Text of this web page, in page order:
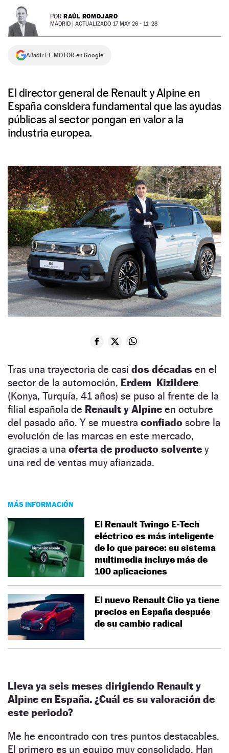
NEWSLETTER POR RAÚL ROMOJARO
MADRID | ACTUALIZADO 17 MAY 26 - 11: 28
Añadir EL MOTOR en Google
El director general de Renault y Alpine en
España considera fundamental que las ayudas
públicas al sector pongan en valor a la
industria europea.
Tras una trayectoria de casi dos décadas en el
sector de la automoción, Erdem Kizildere
(Konya, Turquía, 41 años) se puso al frente de la
filial española de Renault y Alpine en octubre
del pasado año. Y se muestra confiado sobre la
evolución de las marcas en este mercado,
gracias a una oferta de producto solvente y
una red de ventas muy afianzada.
MÁS INFORMACIÓN
El Renault Twingo E-Tech
eléctrico es más inteligente
de lo que parece: su sistema
multimedia incluye más de
100 aplicaciones
El nuevo Renault Clio ya tiene
precios en España después
de su cambio radical
Lleva ya seis meses dirigiendo Renault y
Alpine en España. ¿Cuál es su valoración de
este periodo?
Me he encontrado con tres puntos destacables.
El primero es un equipo muy consolidado. Han